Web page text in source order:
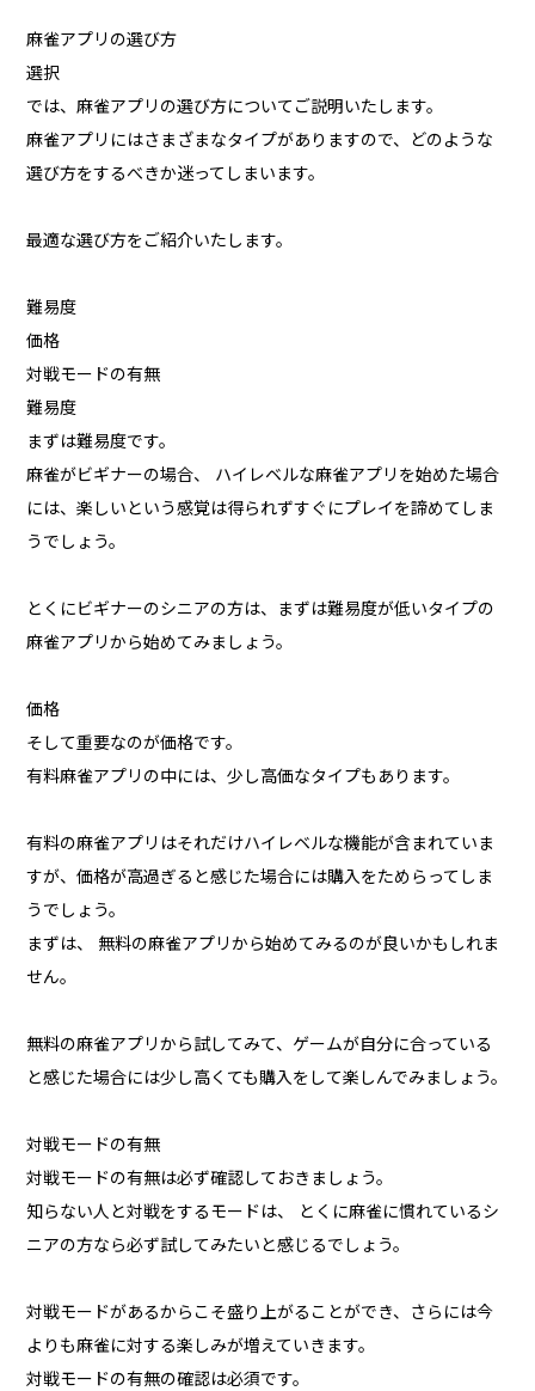
麻雀アプリの選び方
選択
では、麻雀アプリの選び方についてご説明いたします。
麻雀アプリにはさまざまなタイプがありますので、どのような
選び方をするべきか迷ってしまいます。
最適な選び方をご紹介いたします。
難易度
価格
対戦モードの有無
難易度
まずは難易度です。
麻雀がビギナーの場合、 ハイレベルな麻雀アプリを始めた場合
には、楽しいという感覚は得られずすぐにプレイを諦めてしま
うでしょう。
とくにビギナーのシニアの方は、まずは難易度が低いタイプの
麻雀アプリから始めてみましょう。
価格
そして重要なのが価格です。
有料麻雀アプリの中には、少し高価なタイプもあります。
有料の麻雀アプリはそれだけハイレベルな機能が含まれていま
すが、価格が高過ぎると感じた場合には購入をためらってしま
うでしょう。
まずは、 無料の麻雀アプリから始めてみるのが良いかもしれま
せん。
無料の麻雀アプリから試してみて、ゲームが自分に合っている
と感じた場合には少し高くても購入をして楽しんでみましょう。
対戦モードの有無
対戦モードの有無は必ず確認しておきましょう。
知らない人と対戦をするモードは、 とくに麻雀に慣れているシ
ニアの方なら必ず試してみたいと感じるでしょう。
対戦モードがあるからこそ盛り上がることができ、さらには今
よりも麻雀に対する楽しみが増えていきます。
対戦モードの有無の確認は必須です。